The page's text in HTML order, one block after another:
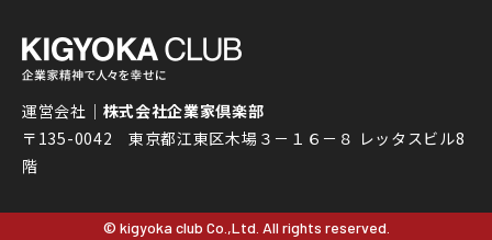
運営会社｜ 株式会社企業家倶楽部
〒135-0042 東京都江東区木場３－１６－８ レッタスビル8
階
© kigyoka club Co.,Ltd. All rights reserved.